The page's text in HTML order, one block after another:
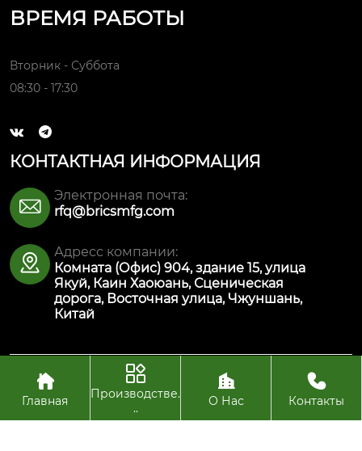
ВРЕМЯ РАБОТЫ
Вторник - Суббота
08:30 - 17:30
 
КОНТАКТНАЯ ИНФОРМАЦИЯ

Электронная почта:
rfq@bricsmfg.com

Адресс компании:
Комната (Офис) 904, здание 15, улица
Якуй, Каин Хаоюань, Сценическая
дорога, Восточная улица, Чжуншань,
Китай
Авторское право© ООО Интеллектуальная
производственная технология Булайкес (Чжуншань)

Главная

Производстве.
..

О Нас

Контакты